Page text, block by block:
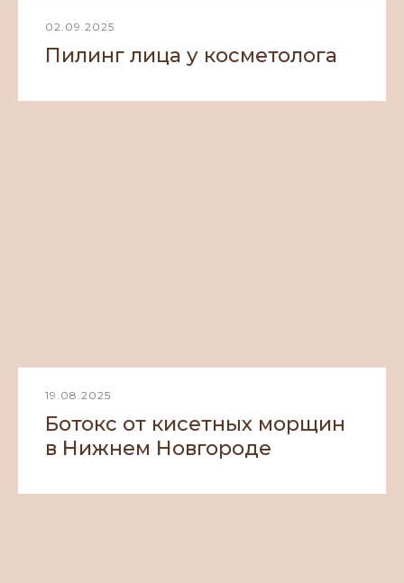
02.09.2025
Пилинг лица у косметолога
19.08.2025
Ботокс от кисетных морщин
в Нижнем Новгороде